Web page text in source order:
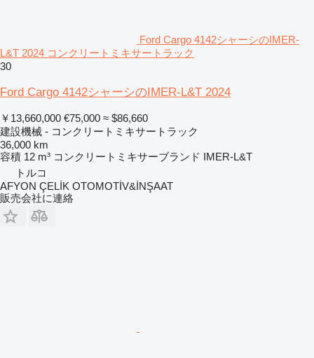
Ford Cargo 4142シャーシのIMER-
L&T 2024 コンクリートミキサートラック
30
Ford Cargo 4142シャーシのIMER-L&T 2024
￥13,660,000 €75,000 ≈ $86,660
建設機械 - コンクリートミキサートラック
36,000 km
容積 12 m³ コンクリートミキサーブランド IMER-L&T
トルコ
AFYON ÇELİK OTOMOTİV&İNŞAAT
販売会社に連絡